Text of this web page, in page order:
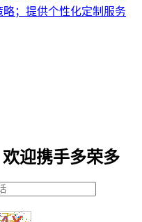
；提供个性化定制服务
迎携手多荣多